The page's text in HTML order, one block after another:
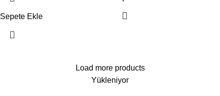
Sepete Ekle
Load more products
Yükleniyor